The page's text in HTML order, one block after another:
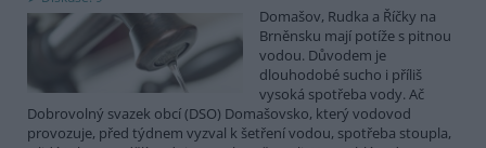
Domašov, Rudka a Říčky na
Brněnsku mají potíže s pitnou
vodou. Důvodem je
dlouhodobé sucho i příliš
vysoká spotřeba vody. Ač
Dobrovolný svazek obcí (DSO) Domašovsko, který vodovod
provozuje, před týdnem vyzval k šetření vodou, spotřeba stoupla,